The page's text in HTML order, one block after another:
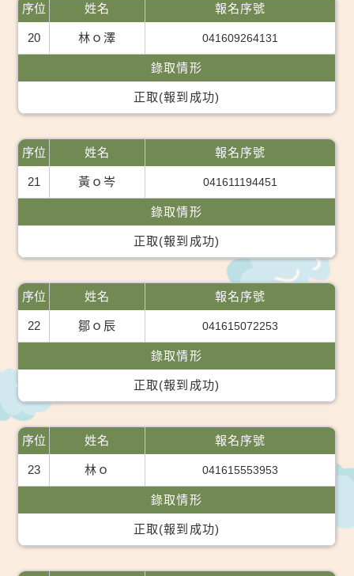
序位
20
姓名
林ｏ澤
報名序號
041609264131
錄取情形
正取(報到成功)
序位
21
姓名
黃ｏ岑
報名序號
041611194451
錄取情形
正取(報到成功)
序位
22
姓名
鄒ｏ辰
報名序號
041615072253
錄取情形
正取(報到成功)
序位
23
姓名
林ｏ
報名序號
041615553953
錄取情形
正取(報到成功)